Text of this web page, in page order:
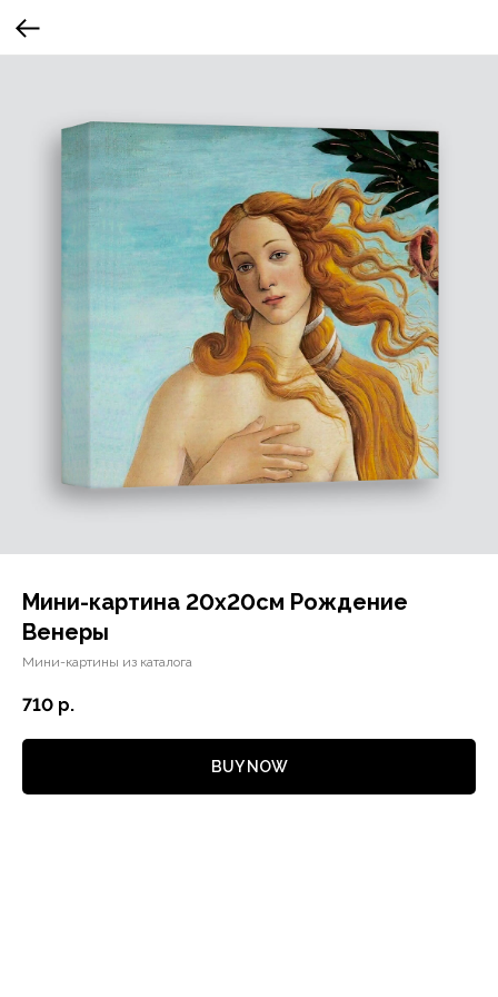
Мини-картина 20х20см Рождение
Венеры
Мини-картины из каталога
710 р.
BUY NOW